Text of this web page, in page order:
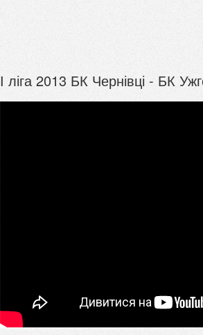
І ліга 2013 БК Чернівці - БК